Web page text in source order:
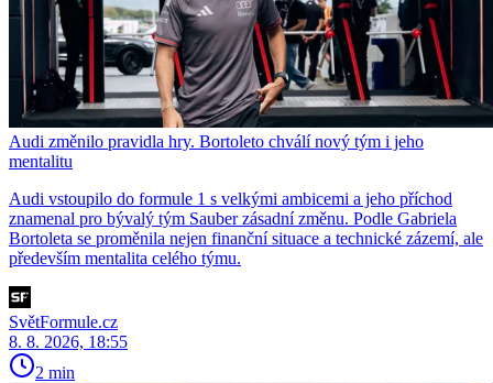
Audi změnilo pravidla hry. Bortoleto chválí nový tým i jeho
mentalitu
Audi vstoupilo do formule 1 s velkými ambicemi a jeho příchod
znamenal pro bývalý tým Sauber zásadní změnu. Podle Gabriela
Bortoleta se proměnila nejen finanční situace a technické zázemí, ale
především mentalita celého týmu.
SvětFormule.cz
8. 8. 2026, 18:55
2 min